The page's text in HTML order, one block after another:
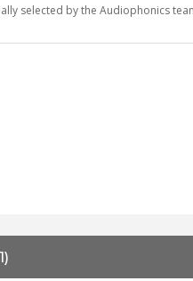
selected by the Audiophonics